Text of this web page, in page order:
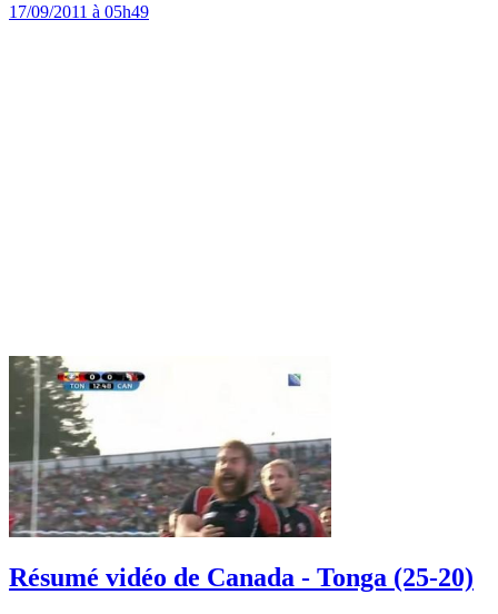
17/09/2011 à 05h49
Résumé vidéo de Canada - Tonga (25-20)